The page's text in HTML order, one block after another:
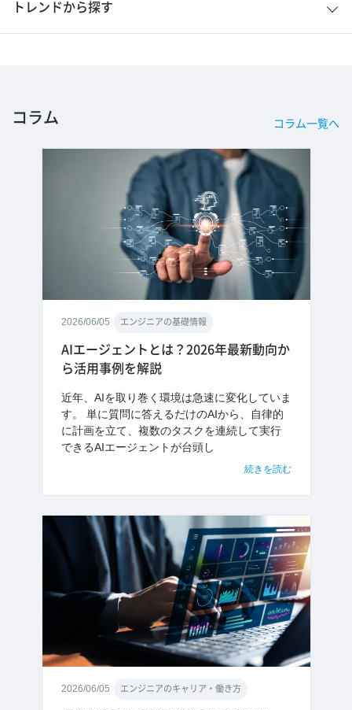
トレンドから探す
コラム コラム一覧へ
2026/06/05 エンジニアの基礎情報
AIエージェントとは？2026年最新動向か
ら活用事例を解説
近年、AIを取り巻く環境は急速に変化していま
す。 単に質問に答えるだけのAIから、自律的
に計画を立て、複数のタスクを連続して実行
できるAIエージェントが台頭し
続きを読む
2026/06/05 エンジニアのキャリア・働き方